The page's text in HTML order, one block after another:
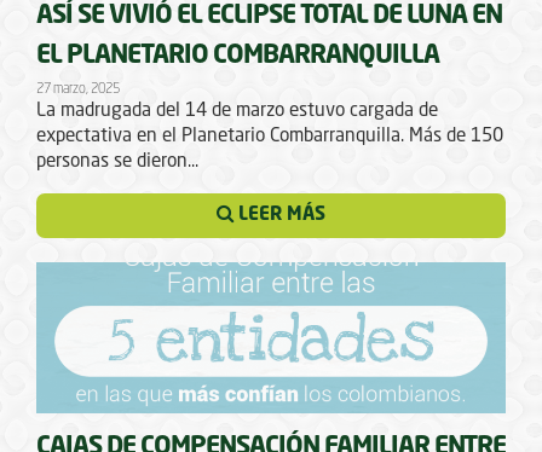
ASÍ SE VIVIÓ EL ECLIPSE TOTAL DE LUNA EN
EL PLANETARIO COMBARRANQUILLA
27 marzo, 2025
La madrugada del 14 de marzo estuvo cargada de
expectativa en el Planetario Combarranquilla. Más de 150
personas se dieron...
LEER MÁS